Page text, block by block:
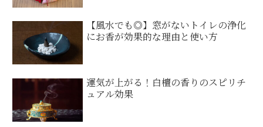
【風水でも◎】窓がないトイレの浄化
にお香が効果的な理由と使い方
運気が上がる！白檀の香りのスピリチ
ュアル効果